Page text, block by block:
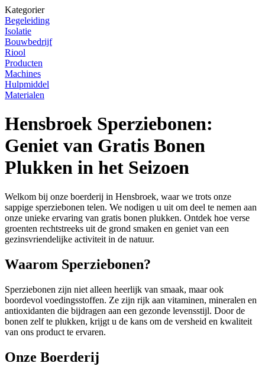
Kategorier
Begeleiding
Isolatie
Bouwbedrijf
Riool
Producten
Machines
Hulpmiddel
Materialen
Hensbroek Sperziebonen:
Geniet van Gratis Bonen
Plukken in het Seizoen
Welkom bij onze boerderij in Hensbroek, waar we trots onze
sappige sperziebonen telen. We nodigen u uit om deel te nemen aan
onze unieke ervaring van gratis bonen plukken. Ontdek hoe verse
groenten rechtstreeks uit de grond smaken en geniet van een
gezinsvriendelijke activiteit in de natuur.
Waarom Sperziebonen?
Sperziebonen zijn niet alleen heerlijk van smaak, maar ook
boordevol voedingsstoffen. Ze zijn rijk aan vitaminen, mineralen en
antioxidanten die bijdragen aan een gezonde levensstijl. Door de
bonen zelf te plukken, krijgt u de kans om de versheid en kwaliteit
van ons product te ervaren.
Onze Boerderij